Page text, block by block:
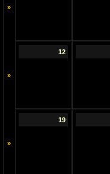
»
»
12
»
19